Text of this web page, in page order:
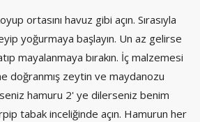
ortasını havuz gibi açın. Sırasıyla
yoğurmaya başlayın. Un az gelirse
mayalanmaya bırakın. İç malzemesi
doğranmış zeytin ve maydanozu
hamuru 2' ye dilerseniz benim
tabak inceliğinde açın. Hamurun her